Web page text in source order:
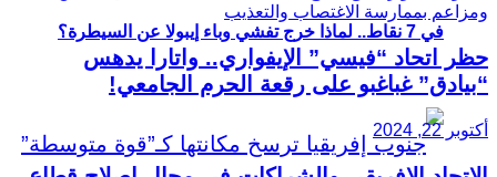
في 7 نقاط.. لماذا خرج تفشي وباء إيبولا عن السيطرة؟
حظر اتحاد “فيسي” الإيفواري.. واتارا يدهس
“بيادق” غباغبو على رقعة الحرم الجامعي!
أكتوبر 22, 2024